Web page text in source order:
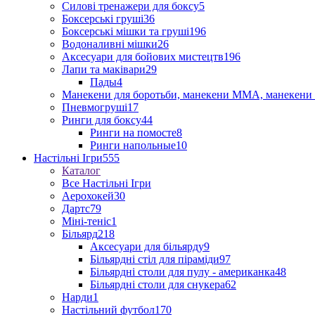
Силові тренажери для боксу5
Боксерські груші36
Боксерські мішки та груші196
Водоналивні мішки26
Аксесуари для бойових мистецтв196
Лапи та маківари29
Пады4
Манекени для боротьби, манекени ММА, манекени
Пневмогруші17
Ринги для боксу44
Ринги на помосте8
Ринги напольные10
Настільні Ігри555
Каталог
Все Настільні Ігри
Аерохокей30
Дартс79
Міні-теніс1
Більярд218
Аксесуари для більярду9
Більярдні стіл для піраміди97
Більярдні столи для пулу - американка48
Більярдні столи для снукера62
Нарди1
Настільний футбол170